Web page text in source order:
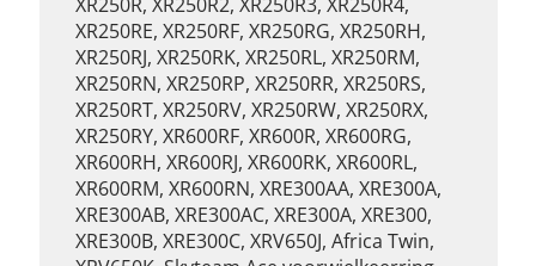
XR250RE, XR250RF, XR250RG, XR250RH,
XR250RJ, XR250RK, XR250RL, XR250RM,
XR250RN, XR250RP, XR250RR, XR250RS,
XR250RT, XR250RV, XR250RW, XR250RX,
XR250RY, XR600RF, XR600R, XR600RG,
XR600RH, XR600RJ, XR600RK, XR600RL,
XR600RM, XR600RN, XRE300AA, XRE300A,
XRE300AB, XRE300AC, XRE300A, XRE300,
XRE300B, XRE300C, XRV650J, Africa Twin,